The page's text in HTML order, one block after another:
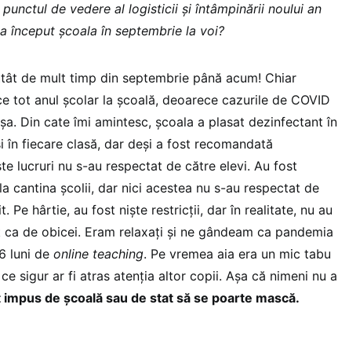
de vedere al logisticii și întâmpinării noului an
început școala în septembrie la voi?
de mult timp din septembrie până acum! Chiar
tot anul școlar la școală, deoarece cazurile de COVID
Din cate îmi amintesc, școala a plasat dezinfectant în
în fiecare clasă, dar deși a fost recomandată
lucruri nu s-au respectat de către elevi. Au fost
cantina școlii, dar nici acestea nu s-au respectat de
Pe hârtie, au fost niște restricții, dar în realitate, nu au
de obicei. Eram relaxați și ne gândeam ca pandemia
luni de online teaching. Pe vremea aia era un mic tabu
sigur ar fi atras atenția altor copii. Așa că nimeni nu a
impus de școală sau de stat să se poarte mască.